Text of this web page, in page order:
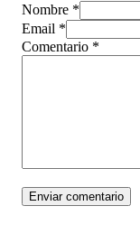
Nombre *
Email *
Comentario *